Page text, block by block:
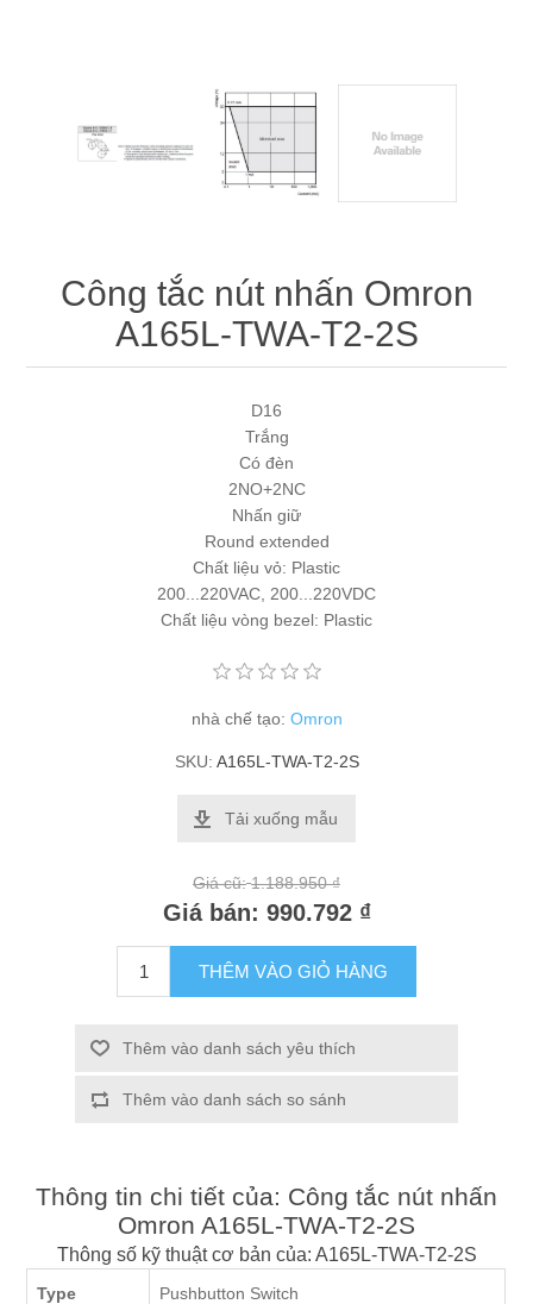
Động cơ bước 2 phase
Phụ Kiện Schneider
Công tắc nút nhấn Omron
A165L-TWA-T2-2S
D16
Trắng
Có đèn
2NO+2NC
Nhấn giữ
Round extended
Chất liệu vỏ: Plastic
200...220VAC, 200...220VDC
Chất liệu vòng bezel: Plastic
nhà chế tạo: Omron
SKU: A165L-TWA-T2-2S
Tải xuống mẫu
Giá cũ: 1.188.950 ₫
Giá bán: 990.792 ₫
THÊM VÀO GIỎ HÀNG
Thêm vào danh sách yêu thích
Thêm vào danh sách so sánh
Thông tin chi tiết của: Công tắc nút nhấn
Omron A165L-TWA-T2-2S
Thông số kỹ thuật cơ bản của: A165L-TWA-T2-2S
Type Pushbutton Switch